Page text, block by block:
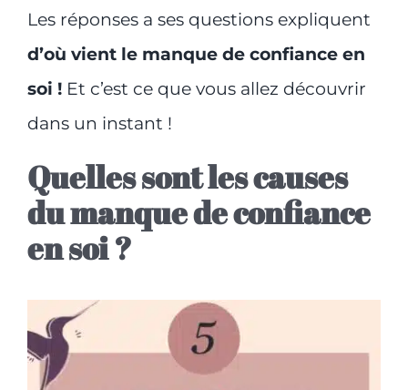
Les réponses a ses questions expliquent
d’où vient le manque de confiance en
soi ! Et c’est ce que vous allez découvrir
dans un instant !
Quelles sont les causes
du manque de confiance
en soi ?